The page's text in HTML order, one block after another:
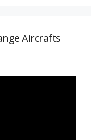
Aircrafts